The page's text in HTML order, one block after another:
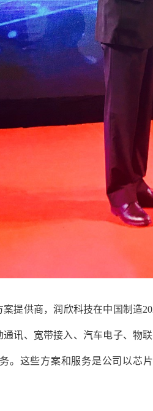
提供商，润欣科技在中国制造
讯、宽带接入、汽车电子、物
。这些方案和服务是公司以芯